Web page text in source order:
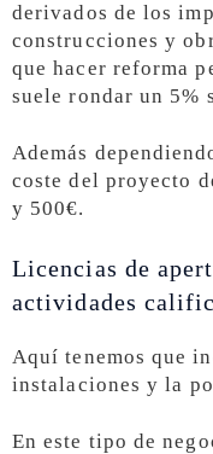
derivados de los
construcciones y
que hacer reforma
suele rondar un 5%
Además
coste del proyecto
y 500€.
Licencias de
actividades
Aquí tenemos que
instalaciones y la
En este tipo de